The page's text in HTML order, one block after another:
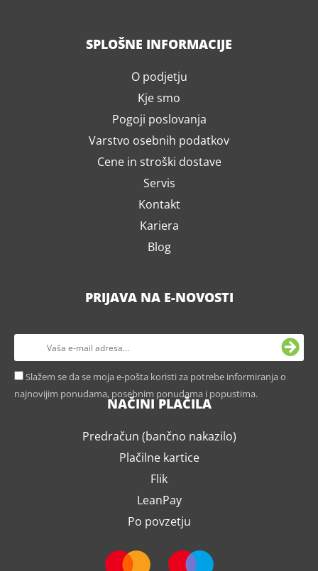
SPLOŠNE INFORMACIJE
O podjetju
Kje smo
Pogoji poslovanja
Varstvo osebnih podatkov
Cene in stroški dostave
Servis
Kontakt
Kariera
Blog
PRIJAVA NA E-NOVOSTI
Slažem se da se moja e-pošta koristi za potrebe informiranja o
najnovijim ponudama, posebnim ponudama i popustima.
NAČINI PLAČILA
Predračun (bančno nakazilo)
Plačilne kartice
Flik
LeanPay
Po povzetju